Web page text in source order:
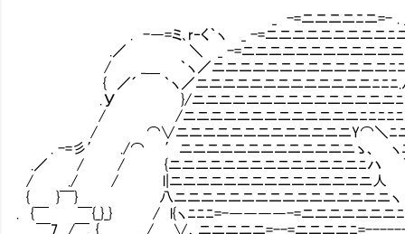
_ -=ニニニニﾆニ=- .
. -―=ミ､r‐く｀ヽ _ -=ニニニニニニニニニ
.／ ＼ _ -=ニニニニニニニニニニニニﾆ
/ _＿ ｀ヽ／ニニニニニニニニニニニニニﾆﾆ
{ ／´ ｀ヽ／ニニニニニニニニニニニニニﾆﾆ
.У }/ニニニニニニニニニニニニニニニ
/ /ニニニニニニニニニニニニニﾆﾆﾆﾆ
/ ⌒∨ニニニニニニニニニニニニニ
. -=彡′ ./⌒ ′ニニニニニニニニニニニニニ
.／ / / {ニニニニニニニニニニニニニニ
/ ./ / l|ニニニニニニニニニニニニ
{ }￣} 八ニニニニニニニニニニニニ
. {￣ ￣{_}_} / l{ヽﾆﾆﾆ=-――――-=ニニニ
￣7 /￣_ { ./ ∨、ニニニニニ=--=ニニニニ